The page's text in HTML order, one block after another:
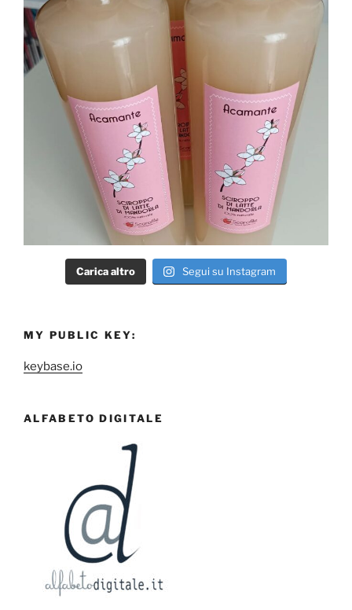
Carica altro Segui su Instagram
MY PUBLIC KEY:
keybase.io
ALFABETO DIGITALE